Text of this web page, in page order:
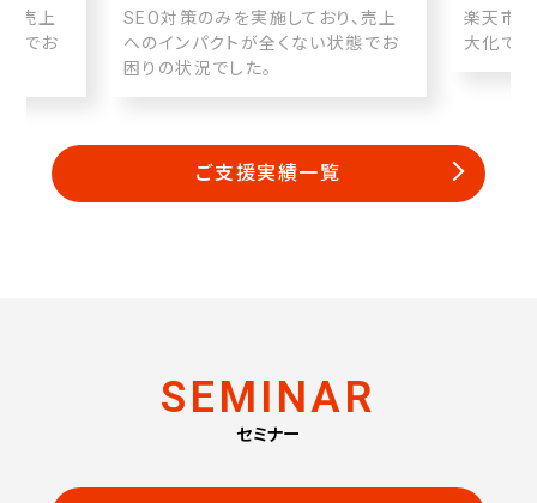
売上
態でお
SEO対策のみを実施しており、売上
へのインパクトが全くない状態でお
困りの状況でした。
楽天市
大化で
ご支援実績一覧
SEMINAR
セミナー